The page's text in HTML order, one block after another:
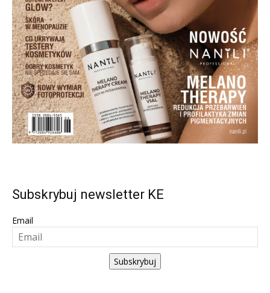
Subskrybuj newsletter KE
Email
Subskrybuj